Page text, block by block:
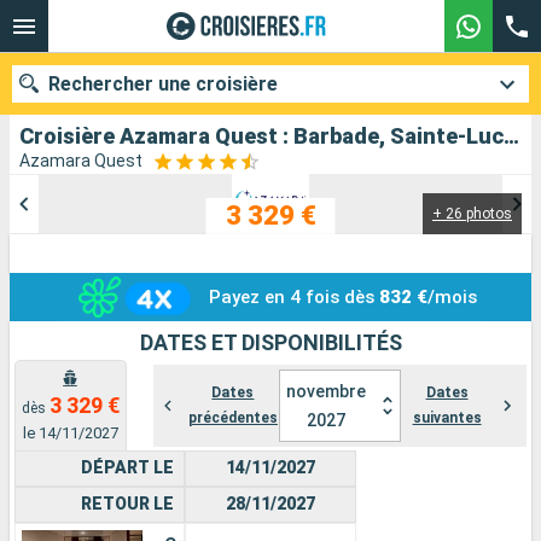
Croisière Azamara Quest : Barbade, Sainte-Lucie, Dominique, Saint-Martin, Tortola, Porto Rico, Virgin Gorda, Antigua-et-Barbuda, Martinique, Saint Vincent-et-les-Grenadines, Grenade, Trinité-et-Tobago au départ de Bridgetown
Azamara Quest
+ 26 photos
3 329 €
Payez en 4 fois dès 832 €/mois
DATES ET DISPONIBILITÉS
dès 3 329 €
le 14/11/2027
Dates
précédentes
novembre
2027
Dates
suivantes
DÉPART LE
RETOUR LE
14/11/2027
28/11/2027
Rechercher une croisière
Mois de départ
Ports Compagnies
Rechercher